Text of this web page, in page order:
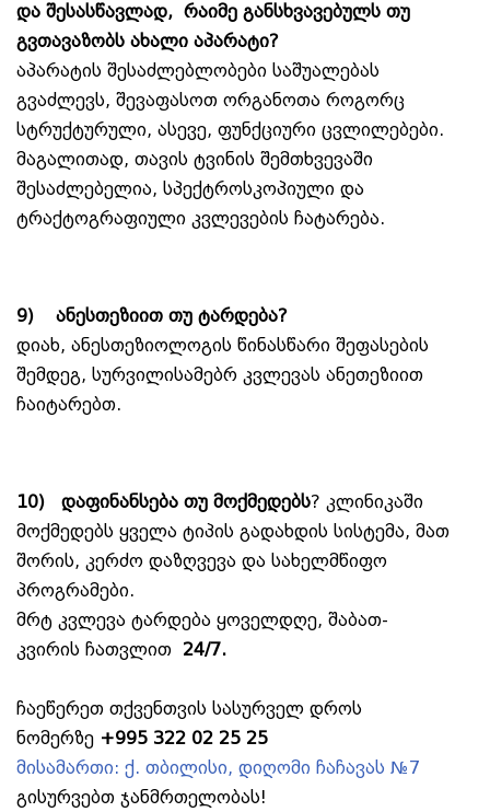
და შესასწავლად, რაიმე განსხვავებულს თუ
გვთავაზობს ახალი აპარატი?
აპარატის შესაძლებლობები საშუალებას
გვაძლევს, შევაფასოთ ორგანოთა როგორც
სტრუქტურული, ასევე, ფუნქციური ცვლილებები.
მაგალითად, თავის ტვინის შემთხვევაში
შესაძლებელია, სპექტროსკოპიული და
ტრაქტოგრაფიული კვლევების ჩატარება.
9) ანესთეზიით თუ ტარდება?
დიახ, ანესთეზიოლოგის წინასწარი შეფასების
შემდეგ, სურვილისამებრ კვლევას ანეთეზიით
ჩაიტარებთ.
10) დაფინანსება თუ მოქმედებს? კლინიკაში
მოქმედებს ყველა ტიპის გადახდის სისტემა, მათ
შორის, კერძო დაზღვევა და სახელმწიფო
პროგრამები.
მრტ კვლევა ტარდება ყოველდღე, შაბათ-
კვირის ჩათვლით 24/7.
ჩაეწერეთ თქვენთვის სასურველ დროს
ნომერზე +995 322 02 25 25
მისამართი: ქ. თბილისი, დიღომი ჩაჩავას №7
გისურვებთ ჯანმრთელობას!